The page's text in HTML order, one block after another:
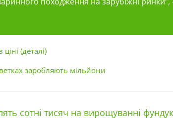
(деталі)
заробляють мільйони
сотні тисяч на вирощуванні